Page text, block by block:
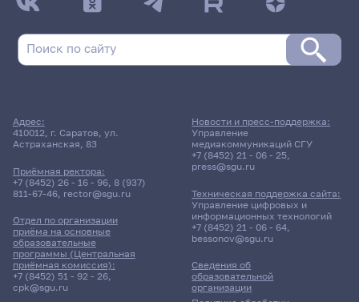
Адрес:
410012, г. Саратов, ул.
Астраханская, 83
Приёмная ректора:
+7 (8452) 26 - 16 - 96, 8 (937)
811-67-46, rector@sgu.ru
Отдел по организации
приёма на основные
образовательные
программы (Центральная
приёмная комиссия):
+7 (8452) 51 - 92 - 26,
cpk@sgu.ru
Сведения об
образовательной
организации
Новости и пресс-поддержка:
Управление
медиакоммуникаций СГУ
+7 (8452) 21 - 06 - 25,
press@sgu.ru
Техническая поддержка сайта:
Управление цифровых и
информационных технологий
+7 (8452) 21 - 06 - 64,
bessonov@sgu.ru